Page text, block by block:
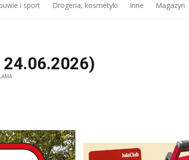
i sport Drogeria, kosmetyki Inne Magazyn